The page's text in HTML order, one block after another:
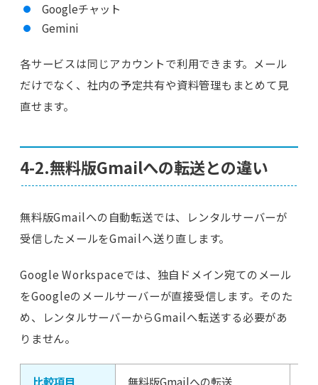
Googleチャット
Gemini
各サービスは同じアカウントで利用できます。メール
だけでなく、社内の予定共有や資料管理もまとめて見
直せます。
4-2.無料版Gmailへの転送との違い
無料版Gmailへの自動転送では、レンタルサーバーが
受信したメールをGmailへ送り直します。
Google Workspaceでは、独自ドメイン宛てのメール
をGoogleのメールサーバーが直接受信します。そのた
め、レンタルサーバーからGmailへ転送する必要があ
りません。
比較項目 無料版Gmailへの転送